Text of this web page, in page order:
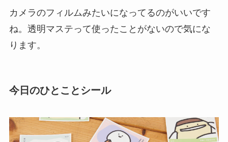
カメラのフィルムみたいになってるのがいいです
ね。透明マステって使ったことがないので気にな
ります。
今日のひとことシール